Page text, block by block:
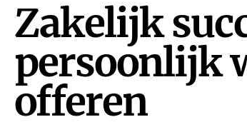
Zakelijk
persoonlijk
offeren